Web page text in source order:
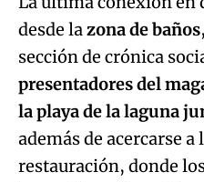
desde lazona de baños
sección de crónica
presentadores del
la playa de la laguna
además de acercarse a
restauración, donde